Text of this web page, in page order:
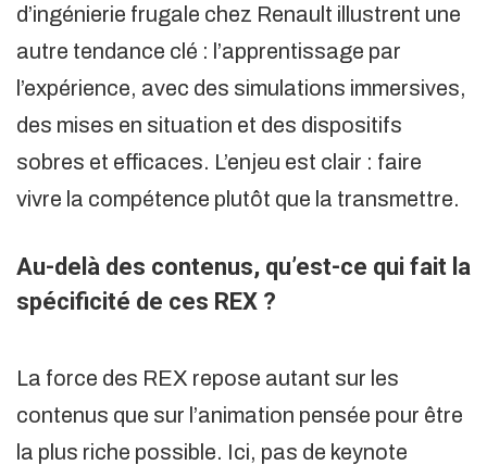
d’ingénierie frugale chez Renault illustrent une
autre tendance clé : l’apprentissage par
l’expérience, avec des simulations immersives,
des mises en situation et des dispositifs
sobres et efficaces. L’enjeu est clair : faire
vivre la compétence plutôt que la transmettre.
Au-delà des contenus, qu’est-ce qui fait la
spécificité de ces REX ?
La force des REX repose autant sur les
contenus que sur l’animation pensée pour être
la plus riche possible. Ici, pas de keynote